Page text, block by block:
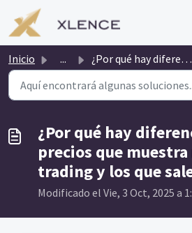
Saltar al contenido principal
Inicio ... ¿Por qué hay diferencia entre los precios que muestra mi ...
¿Por qué hay
precios que
trading y los que
Modificado el Vie, 3 Oct, 2025 a